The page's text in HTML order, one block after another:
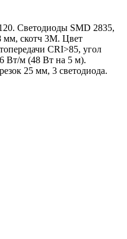
Светодиоды SMD 2835,
мм, скотч 3M. Цвет
CRI>85, угол
Вт/м (48 Вт на 5 м).
25 мм, 3 светодиода.